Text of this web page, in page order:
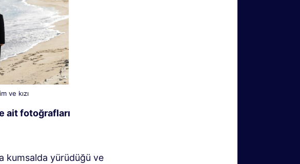
ve kızı
ait fotoğrafları
kumsalda yürüdüğü ve